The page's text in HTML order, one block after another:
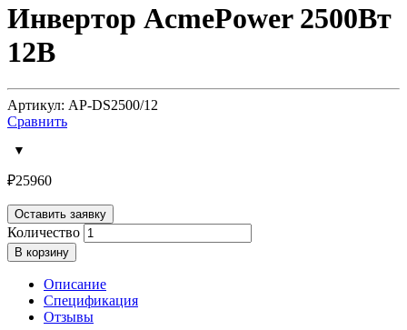
Инвертор AcmePower 2500Вт
12В
Артикул: AP-DS2500/12
Сравнить
₽25960
Оставить заявку
Количество
В корзину
Описание
Спецификация
Отзывы